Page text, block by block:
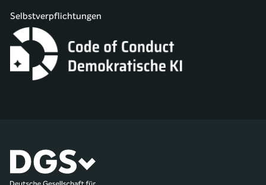
Selbstverpflichtungen